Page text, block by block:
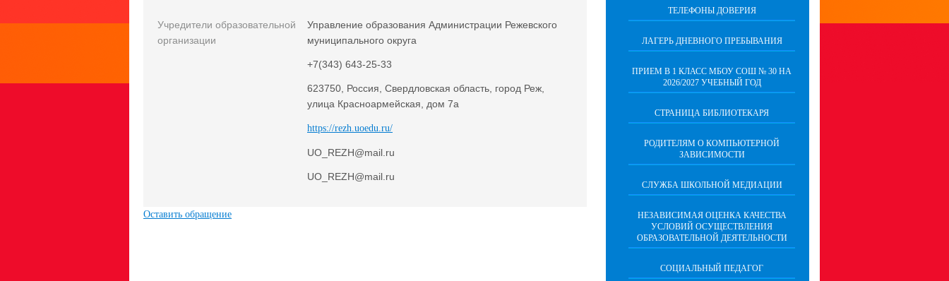
Учредители образовательной
организации
Управление образования Администрации Режевского
муниципального округа
+7(343) 643-25-33
623750, Россия, Свердловская область, город Реж,
улица Красноармейская, дом 7а
https://rezh.uoedu.ru/
UO_REZH@mail.ru
UO_REZH@mail.ru
Оставить обращение
ТЕЛЕФОНЫ ДОВЕРИЯ
ЛАГЕРЬ ДНЕВНОГО ПРЕБЫВАНИЯ
ПРИЕМ В 1 КЛАСС МБОУ СОШ № 30 НА
2026/2027 УЧЕБНЫЙ ГОД
СТРАНИЦА БИБЛИОТЕКАРЯ
РОДИТЕЛЯМ О КОМПЬЮТЕРНОЙ
ЗАВИСИМОСТИ
СЛУЖБА ШКОЛЬНОЙ МЕДИАЦИИ
НЕЗАВИСИМАЯ ОЦЕНКА КАЧЕСТВА
УСЛОВИЙ ОСУЩЕСТВЛЕНИЯ
ОБРАЗОВАТЕЛЬНОЙ ДЕЯТЕЛЬНОСТИ
СОЦИАЛЬНЫЙ ПЕДАГОГ